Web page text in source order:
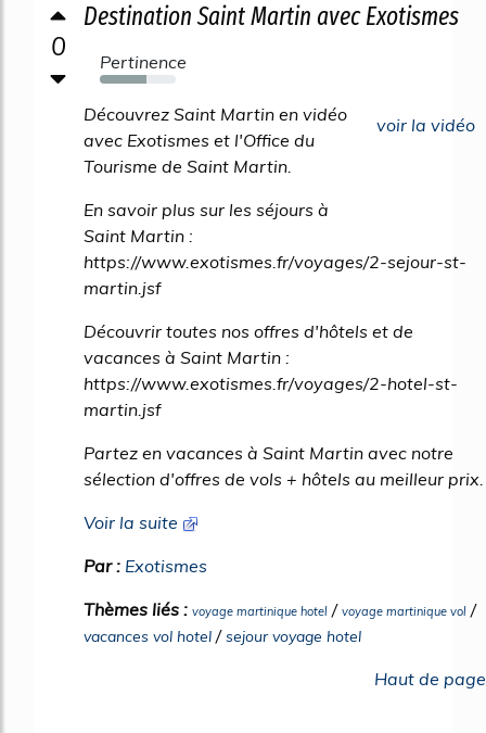
0
Destination Saint Martin avec Exotismes
Pertinence
61%
voir la vidéo
Découvrez Saint Martin en vidéo
avec Exotismes et l'Office du
Tourisme de Saint Martin.
En savoir plus sur les séjours à
Saint Martin :
https://www.exotismes.fr/voyages/2-sejour-st-
martin.jsf
Découvrir toutes nos offres d'hôtels et de
vacances à Saint Martin :
https://www.exotismes.fr/voyages/2-hotel-st-
martin.jsf
Partez en vacances à Saint Martin avec notre
sélection d'offres de vols + hôtels au meilleur prix.
Voir la suite
Par : Exotismes
Thèmes liés : voyage martinique hotel / voyage martinique vol /
vacances vol hotel /sejour voyage hotel
Haut de page